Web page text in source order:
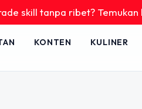
skill tanpa ribet? Temukan
KONTEN KULINER